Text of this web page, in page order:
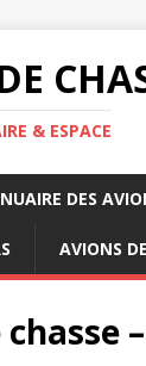
& ESPACE
DES
AVIONS